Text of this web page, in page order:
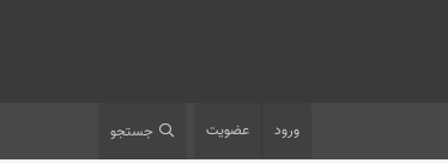
ورود عضویت جستجو